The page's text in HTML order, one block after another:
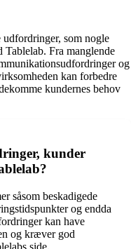
udfordringer, som nogle
Tablelab. Fra manglende
og
kan forbedre
kundernes behov
kunder
såsom beskadigede
og endda
kan have
og kræver god
side.